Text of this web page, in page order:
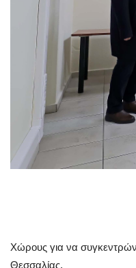
Χώρους για να
Θεσσαλίας.